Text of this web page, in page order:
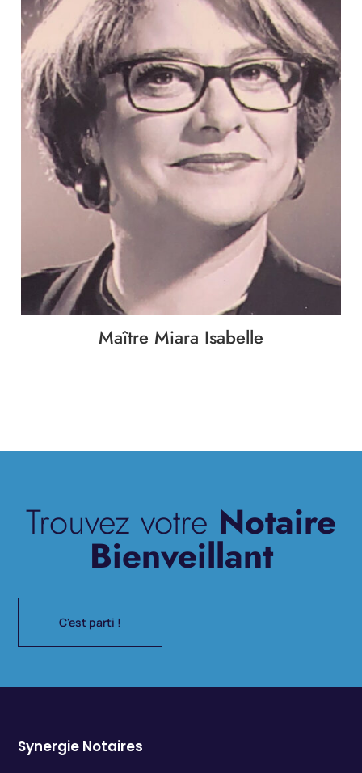
Maître Miara Isabelle
Trouvez votre Notaire
Bienveillant
C'est parti !
Synergie Notaires